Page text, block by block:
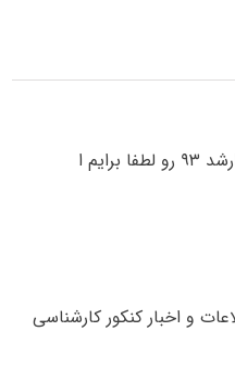
ا
و اخبار کنکور کارشناسی